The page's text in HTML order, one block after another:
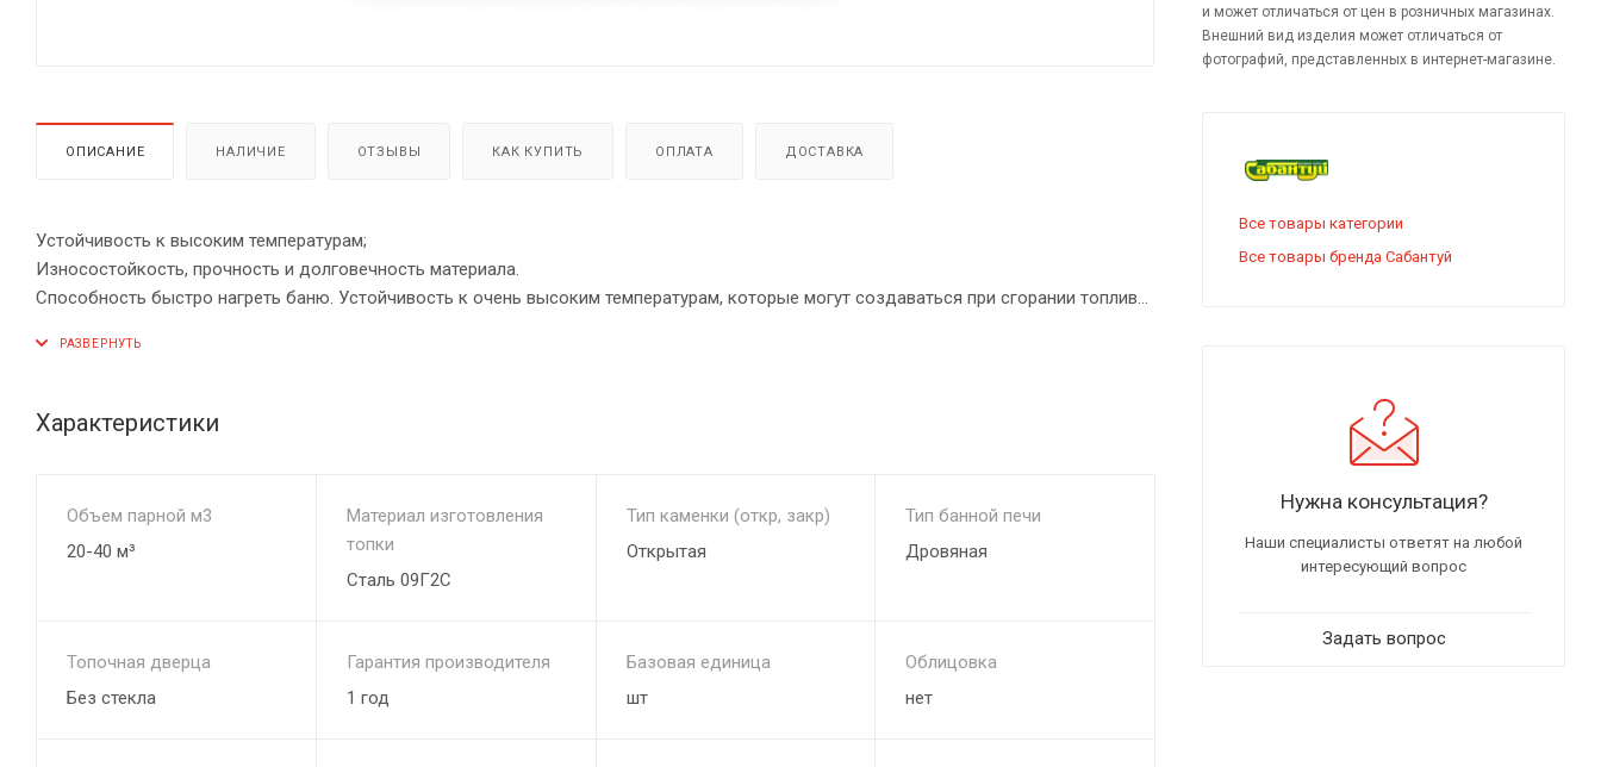
ОПИСАНИЕ НАЛИЧИЕ ОТЗЫВЫ КАК КУПИТЬ ОПЛАТА ДОСТАВКА
Устойчивость к высоким температурам;
Износостойкость, прочность и долговечность материала.
Способность быстро нагреть баню. Устойчивость к очень высоким температурам, которые могут создаваться при сгорании топлива
Конструкция топки создает вихревые потоки пламени, равномерно прогревающие печь, быстро нагревают камни.
Характеристики
Объем парной м3
20-40 м³
Материал изготовления
топки
Сталь 09Г2С
Тип каменки (откр, закр)
Открытая
Тип банной печи
Дровяная
Топочная дверца
Без стекла
Гарантия производителя
1 год
Базовая единица
шт
Облицовка
нет
и может отличаться от цен в розничных магазинах.
Внешний вид изделия может отличаться от
фотографий, представленных в интернет-магазине.
Все товары категории
Все товары бренда Сабантуй
Нужна консультация?
Наши специалисты ответят на любой
интересующий вопрос
Задать вопрос